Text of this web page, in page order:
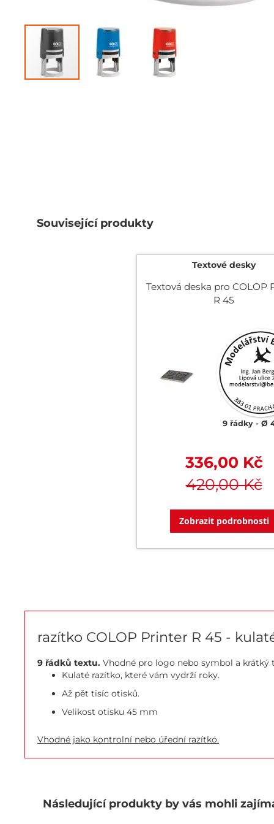
Související produkty
Textové desky
Textová deska pro COLOP
R 45
9 řádky Ø
336,00 Kč
420,00 Kč
Zobrazit podrobnosti
razítko COLOP Printer R 45 -
9 řádků textu. Vhodné pro logo nebo symbol a krátký
Kulaté razítko, které vám vydrží roky.
Až pět tisíc otisků.
Velikost otisku 45 mm
Vhodné jako kontrolní nebo úřední razítko.
Následující produkty by vás mohli